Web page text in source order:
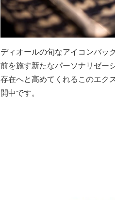
ディオールの旬なアイコンバッ
前を施す新たなパーソナリゼー
存在へと高めてくれるこのエク
開中です。